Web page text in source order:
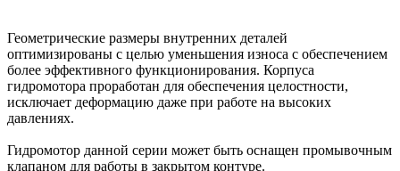
Геометрические размеры внутренних деталей
оптимизированы с целью уменьшения износа с обеспечением
более эффективного функционирования. Корпуса
гидромотора проработан для обеспечения целостности,
исключает деформацию даже при работе на высоких
давлениях.
Гидромотор данной серии может быть оснащен промывочным
клапаном для работы в закрытом контуре.